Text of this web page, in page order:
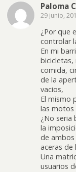
Paloma
29 junio,
¿Por que
controlar
En mi
bicicletas,
comida,
de la
vacios,
El mismo
las motos
¿No seria
la
de
aceras de
Una
usuarios